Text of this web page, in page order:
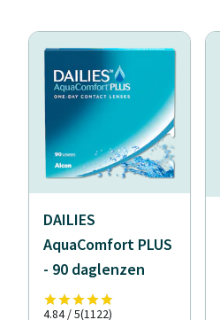
DAILIES
AquaComfort PLUS
- 90 daglenzen
4.84 / 5(1122)